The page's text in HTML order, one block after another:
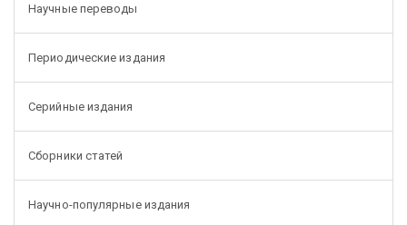
Научные переводы
Периодические издания
Серийные издания
Сборники статей
Научно-популярные издания